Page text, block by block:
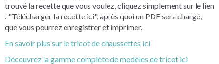
trouvé la recette que vous voulez, cliquez simplement sur le lien
: "Télécharger la recette ici", après quoi un PDF sera chargé,
que vous pourrez enregistrer et imprimer.
En savoir plus sur le tricot de chaussettes ici
Découvrez la gamme complète de modèles de tricot ici